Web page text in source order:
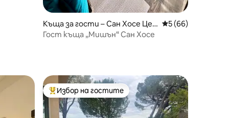
Къща за гости – Сан Хосе Цен
тър
Средна оценка:
5 (66)
Гост къща „Мишън“ Сан Хосе
Най-популярен избор на гостите
Избор на гостите